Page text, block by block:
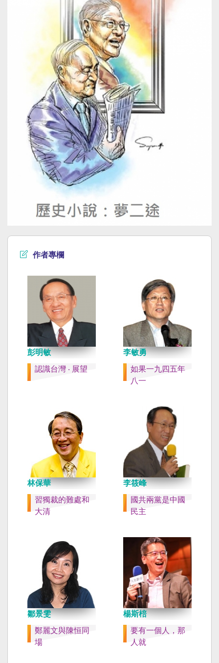
作者專欄
彭明敏
認識台灣 ‧ 展望
李敏勇
如果一九四五年
八一
林保華
習獨裁的難處和
大清
李筱峰
國共兩黨是中國
民主
鄒景雯
鄭麗文與陳恒同
場
楊斯棓
要有一個人，那
人就